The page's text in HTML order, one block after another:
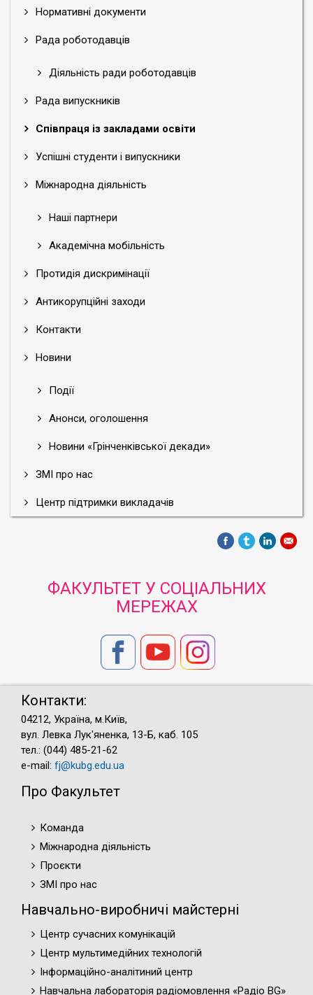
Нормативні документи
Рада роботодавців
Діяльність ради роботодавців
Рада випускників
Співпраця із закладами освіти
Успішні студенти і випускники
Міжнародна діяльність
Наші партнери
Академічна мобільність
Протидія дискримінації
Антикорупційні заходи
Контакти
Новини
Події
Анонси, оголошення
Новини «Грінченківської декади»
ЗМІ про нас
Центр підтримки викладачів
ФАКУЛЬТЕТ У СОЦІАЛЬНИХ
МЕРЕЖАХ
Контакти:
04212, Україна, м.Київ,
вул. Левка Лук'яненка, 13-Б, каб. 105
тел.: (044) 485-21-62
e-mail: fj@kubg.edu.ua
Про Факультет
Команда
Міжнародна діяльність
Проєкти
ЗМІ про нас
Навчально-виробничі майстерні
Центр сучасних комунікацій
Центр мультимедійних технологій
Інформаційно-аналітиний центр
Навчальна лабораторія радіомовлення «Радіо BG»